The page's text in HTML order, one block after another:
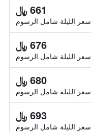
661 ﷼
سعر الليلة شامل الرسوم
676 ﷼
سعر الليلة شامل الرسوم
680 ﷼
سعر الليلة شامل الرسوم
693 ﷼
سعر الليلة شامل الرسوم